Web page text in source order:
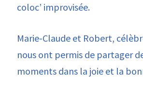
coloc’ improvisée.
Marie-Claude et Robert,
nous ont permis de partager
moments dans la joie et la